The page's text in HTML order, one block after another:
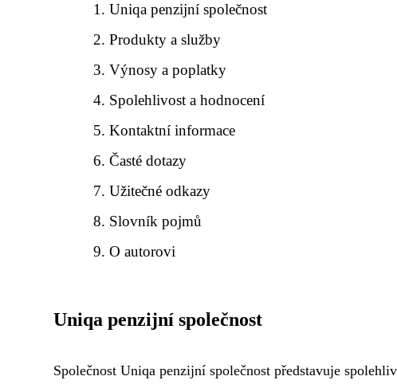
Uniqa penzijní společnost
Produkty a služby
Výnosy a poplatky
Spolehlivost a hodnocení
Kontaktní informace
Časté dotazy
Užitečné odkazy
Slovník pojmů
O autorovi
Uniqa penzijní společnost
Společnost Uniqa penzijní společnost představuje